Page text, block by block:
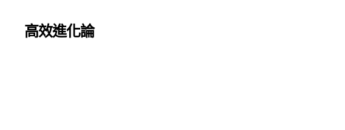
高效進化論